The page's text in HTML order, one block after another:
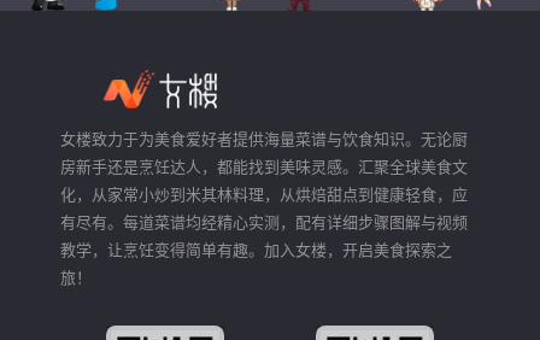
女楼致力于为美食爱好者提供海量菜谱与饮食知识。无论厨
房新手还是烹饪达人，都能找到美味灵感。汇聚全球美食文
化，从家常小炒到米其林料理，从烘焙甜点到健康轻食，应
有尽有。每道菜谱均经精心实测，配有详细步骤图解与视频
教学，让烹饪变得简单有趣。加入女楼，开启美食探索之
旅！